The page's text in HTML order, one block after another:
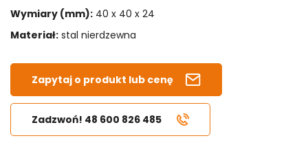
Wymiary (mm): 40 x 40 x 24
Materiał: stal nierdzewna
Zapytaj o produkt lub cenę
Zadzwoń! 48 600 826 485